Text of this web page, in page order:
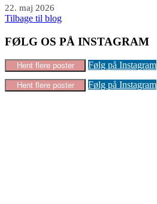
22. maj 2026
Tilbage til blog
FØLG OS PÅ INSTAGRAM
Hent flere poster Følg på Instagram
Hent flere poster Følg på Instagram